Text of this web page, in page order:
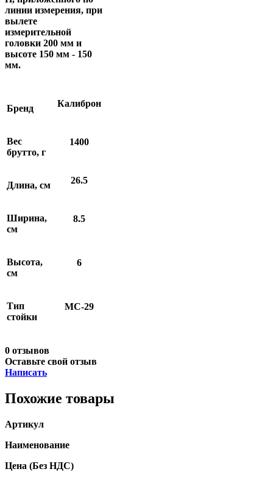
линии измерения, при
вылете
измерительной
головки 200 мм и
высоте 150 мм - 150
мм.
Бренд Калиброн
Вес
брутто, г
1400
Длина, см 26.5
Ширина,
см
8.5
Высота,
см
6
Тип
стойки
МС-29
0 отзывов
Оставьте свой отзыв
Написать
Похожие товары
Артикул
Наименование
Цена (Без НДС)